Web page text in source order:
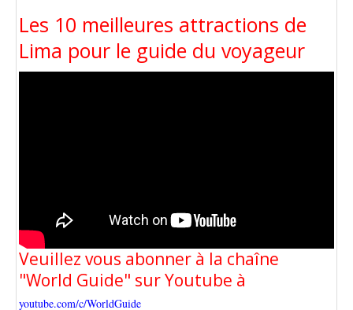
Les 10 meilleures attractions de
Lima pour le guide du voyageur
Veuillez vous abonner à la chaîne
"World Guide" sur Youtube à
youtube.com/c/WorldGuide